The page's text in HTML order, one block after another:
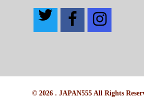
© 2026 . JAPAN555 All Rights